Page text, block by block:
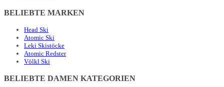
BELIEBTE MARKEN
Head Ski
Atomic Ski
Leki Skistöcke
Atomic Redster
Völkl Ski
BELIEBTE DAMEN KATEGORIEN